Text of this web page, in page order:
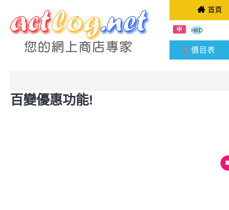
首頁
HKD
價目表
百變優惠功能!